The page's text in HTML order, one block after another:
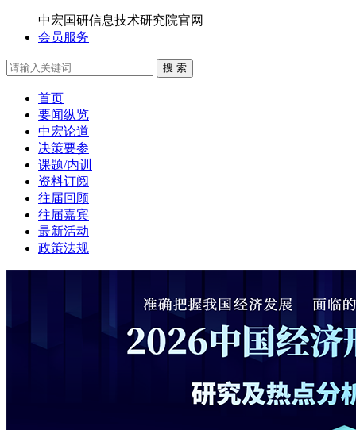
中宏国研信息技术研究院官网
会员服务
搜 索
首页
要闻纵览
中宏论道
决策要参
课题/内训
资料订阅
往届回顾
往届嘉宾
最新活动
政策法规